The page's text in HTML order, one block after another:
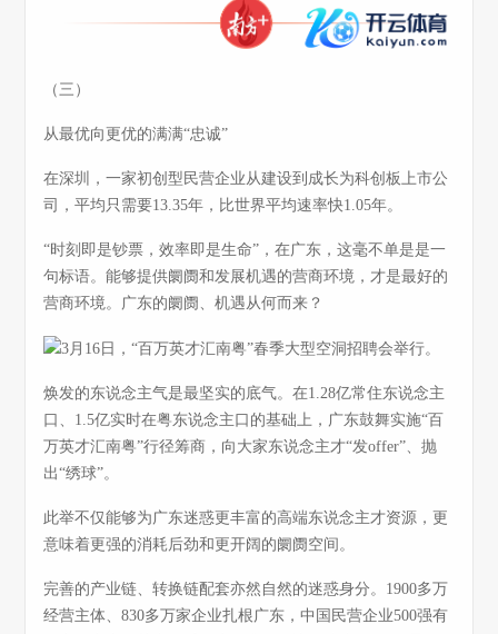
（三）
从最优向更优的满满“忠诚”
在深圳，一家初创型民营企业从建设到成长为科创板上市公
司，平均只需要13.35年，比世界平均速率快1.05年。
“时刻即是钞票，效率即是生命”，在广东，这毫不单是是一
句标语。能够提供阛阓和发展机遇的营商环境，才是最好的
营商环境。广东的阛阓、机遇从何而来？
焕发的东说念主气是最坚实的底气。在1.28亿常住东说念主
口、1.5亿实时在粤东说念主口的基础上，广东鼓舞实施“百
万英才汇南粤”行径筹商，向大家东说念主才“发offer”、抛
出“绣球”。
此举不仅能够为广东迷惑更丰富的高端东说念主才资源，更
意味着更强的消耗后劲和更开阔的阛阓空间。
完善的产业链、转换链配套亦然自然的迷惑身分。1900多万
经营主体、830多万家企业扎根广东，中国民营企业500强有